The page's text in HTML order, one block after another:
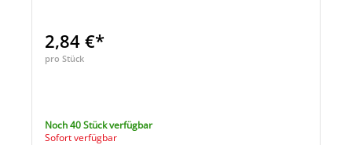
2,84 €*
pro Stück
Noch 40 Stück verfügbar
Sofort verfügbar